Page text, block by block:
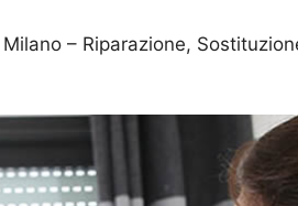
– Riparazione,